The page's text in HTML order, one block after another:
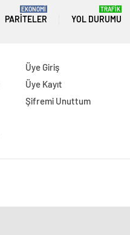
PARITELER
EKONOMİ
YOL DURUMU
TRAFİK
Üye Giriş
Üye Kayıt
Şifremi Unuttum